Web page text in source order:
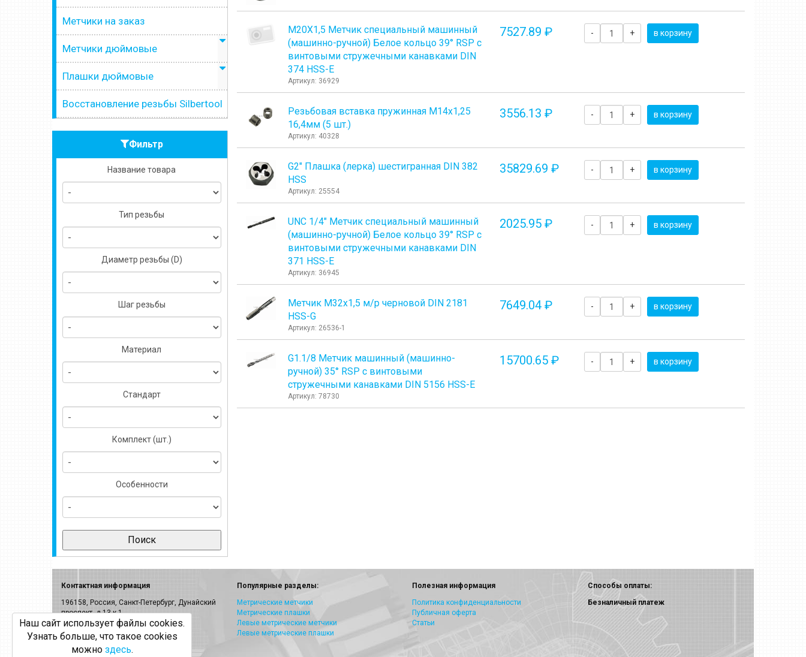
Метчики на заказ
Метчики дюймовые
Плашки дюймовые
Восстановление резьбы Silbertool
Фильтр
Название товара
Тип резьбы
Диаметр резьбы (D)
Шаг резьбы
Материал
Стандарт
Комплект (шт.)
Особенности
М20Х1,5 Метчик специальный машинный
(машинно-ручной) Белое кольцо 39° RSP с
винтовыми стружечными канавками DIN
374 HSS-E
Артикул: 36929
7527.89 ₽ - + в корзину
Резьбовая вставка пружинная M14x1,25
16,4мм (5 шт.)
Артикул: 40328
3556.13 ₽ - + в корзину
G2" Плашка (лерка) шестигранная DIN 382
HSS
Артикул: 25554
35829.69 ₽ - + в корзину
UNC 1/4" Метчик специальный машинный
(машинно-ручной) Белое кольцо 39° RSP с
винтовыми стружечными канавками DIN
371 HSS-E
Артикул: 36945
2025.95 ₽ - + в корзину
Метчик М32x1,5 м/р черновой DIN 2181
HSS-G
Артикул: 26536-1
7649.04 ₽ - + в корзину
G1.1/8 Метчик машинный (машинно-
ручной) 35° RSP с винтовыми
стружечными канавками DIN 5156 HSS-E
Артикул: 78730
15700.65 ₽ - + в корзину
Контактная информация
196158, Россия, Санкт-Петербург, Дунайский
проспект, д.13 к.1
E-mail:info@volkel.ru
Санкт-Петербург:
Москва: +7(499)703-23-53
Популярные разделы:
Метрические метчики
Метрические плашки
Левые метрические метчики
Левые метрические плашки
Полезная информация
Политика конфиденциальности
Публичная оферта
Статьи
Способы оплаты:
Безналичный платеж
Наш сайт использует файлы cookies.
Узнать больше, что такое cookies
можно здесь.